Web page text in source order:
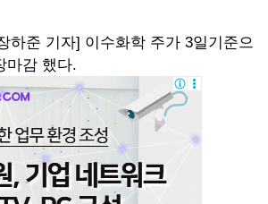
하준 기자] 이수화학 주가 3일기준으
마감 했다.